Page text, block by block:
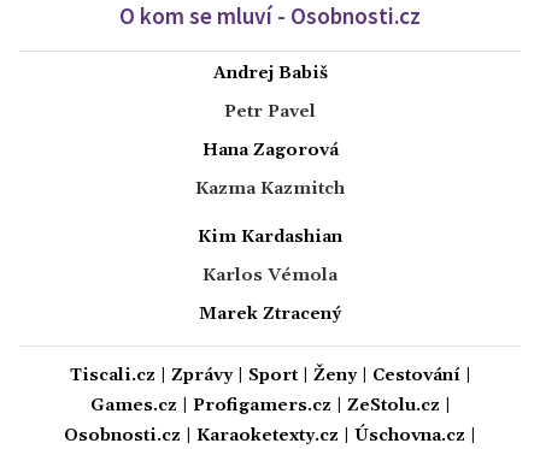
O kom se mluví - Osobnosti.cz
Andrej Babiš
Petr Pavel
Hana Zagorová
Kazma Kazmitch
Kim Kardashian
Karlos Vémola
Marek Ztracený
Tiscali.cz Zprávy| Sport| Ženy| Cestování|
Games.cz
Profigamers.cz ZeStolu.cz
Osobnosti.cz
Karaoketexty.cz Úschovna.cz